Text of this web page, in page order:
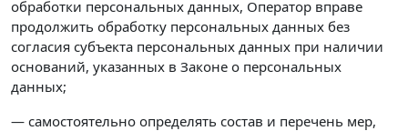
обработки персональных данных, Оператор вправе
продолжить обработку персональных данных без
согласия субъекта персональных данных при наличии
оснований, указанных в Законе о персональных
данных;
— самостоятельно определять состав и перечень мер,